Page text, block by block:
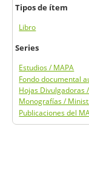
Tipos de ítem
Libro
Series
Estudios / MAPA
Fondo documental
Hojas Divulgadoras
Monografías /
Publicaciones del